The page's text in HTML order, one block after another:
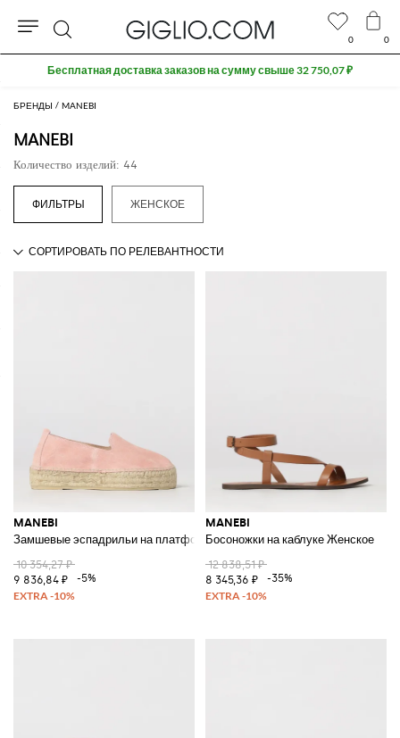
БРЕНДЫ MANEBI
MANEBI
Количество изделий: 44
ЖЕНСКОЕ
MANEBI
Замшевые эспадрильи на платформе
10 354,27 ₽
9 836,84 ₽
-5%
MANEBI
Босоножки на каблуке Женское
12 838,51 ₽
8 345,36 ₽
-35%
0 0
Поиск